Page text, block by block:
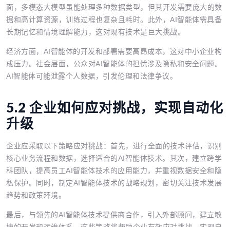
面，多模态大模型虽能处理多种数据类型，但其开发需要庞大的数
据和高计算资源，训练过程也复杂且耗时。此外，AI智能体需具备
长期记忆和情境理解能力，这对现有技术是巨大挑战。
经济方面，AI智能体的开发和部署需要高昂成本，这对中小企业构
成压力。社会层面，公众对AI智能体的担忧涉及隐私和安全问题。
AI智能体可能泄露个人数据，引发伦理和法律争议。
5.2 企业如何应对挑战，实现自动化
升级
企业应采取以下策略应对挑战：首先，进行全面的技术评估，识别
核心业务流程和数据，选择适合的AI智能体技术。其次，建立跨学
科团队，提高员工AI智能体技术的应用能力，并重视数据安全和隐
私保护。同时，制定AI智能体技术的战略规划，密切关注技术发展
趋势和政策环境。
最后，与领先的AI智能体技术提供商合作，引入外部顾问，建立敏